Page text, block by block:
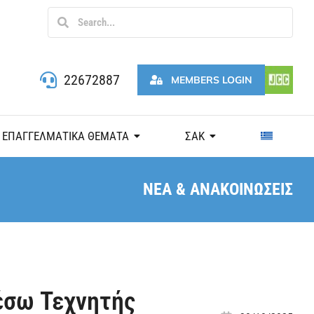
22672887 MEMBERS LOGIN
ΕΠΑΓΓΕΛΜΑΤΙΚΑ ΘΕΜΑΤΑ ΣΑΚ
ΝΕΑ & ΑΝΑΚΟΙΝΩΣΕΙΣ
Τεχνητής